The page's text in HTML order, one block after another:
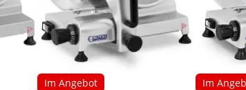
Im Angebot Im